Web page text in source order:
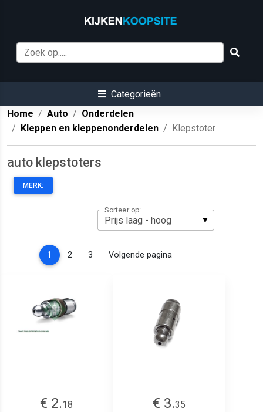
Categorieën
Home
Auto
Onderdelen
Kleppen en kleppenonderdelen
Klepstoter
auto klepstoters
MERK:
Sorteer op:
1 (current)
2 3 Volgende pagina
€ 2.18
€ 3.35